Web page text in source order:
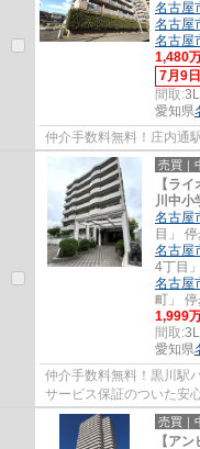
名古屋
名古屋
名古屋
1,480
7月9
間取:
愛知県
仲介手数料無料！庄内通
売買｜
【ラ
川中小
名古屋
目」
名古屋
4丁目
名古屋
町」
1,999
間取:
愛知県
仲介手数料無料！黒川駅
サービス保証のついた安
売買｜
【ア